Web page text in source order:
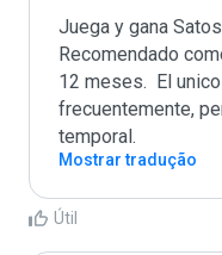
Juega y gana
Recomendado
12 meses.  El
frecuentemente,
temporal.
Mostrar tradução
Útil